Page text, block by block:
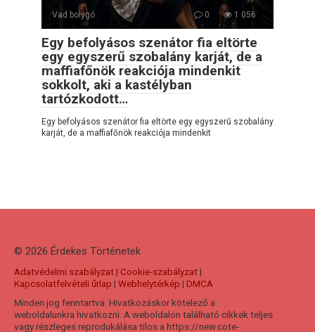
Vad bolygó 0 1 056
Egy befolyásos szenátor fia eltörte
egy egyszerű szobalány karját, de a
maffiafőnök reakciója mindenkit
sokkolt, aki a kastélyban
tartózkodott…
Egy befolyásos szenátor fia eltörte egy egyszerű szobalány
karját, de a maffiafőnök reakciója mindenkit
© 2026 Érdekes Тörténetek
Adatvédelmi szabályzat| Cookie-szabályzat|
Kapcsolatfelvételi űrlap | Webhelytérkép | DMCA
Minden jog fenntartva. Hivatkozáskor kötelező a
weboldalunkra hivatkozni. A weboldalon található cikkek teljes
vagy részleges reprodukálása tilos a https://new.cote-